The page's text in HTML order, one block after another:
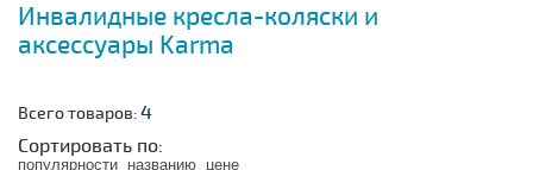
Инвалидные кресла-коляски и
аксессуары Karma
Всего товаров:4
Сортировать по:
популярности названию цене